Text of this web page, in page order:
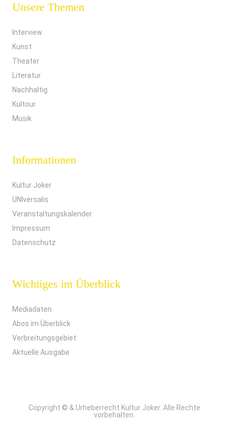
Unsere Themen
Interview
Kunst
Theater
Literatur
Nachhaltig
Kultour
Musik
Informationen
Kultur Joker
UNIversalis
Veranstaltungskalender
Impressum
Datenschutz
Wichtiges im Überblick
Mediadaten
Abos im Überblick
Verbreitungsgebiet
Aktuelle Ausgabe
Copyright © & Urheberrecht Kultur Joker. Alle Rechte
vorbehalten.